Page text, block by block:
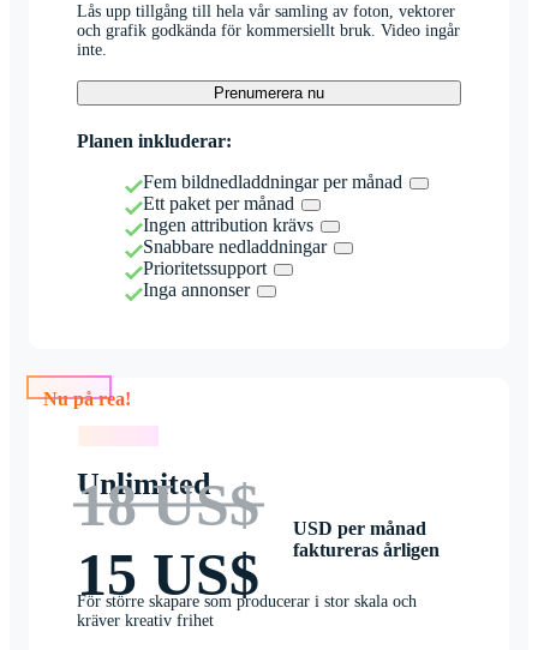
Lås upp tillgång till hela vår samling av foton, vektorer
och grafik godkända för kommersiellt bruk. Video ingår
inte.
Prenumerera nu
Planen inkluderar:
Fem bildnedladdningar per månad
Ett paket per månad
Ingen attribution krävs
Snabbare nedladdningar
Prioritetssupport
Inga annonser
Nu på rea!
Unlimited
18 US$
15 US$
USD per månad
faktureras årligen
För större skapare som producerar i stor skala och
kräver kreativ frihet